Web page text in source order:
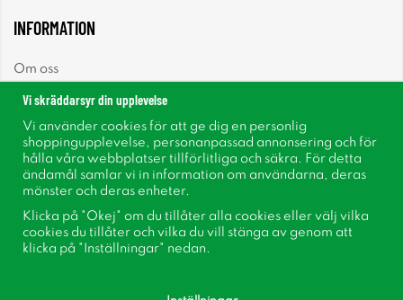
INFORMATION
Om oss
Nyhetsbrev
Om cookies
Inspiration
Vi skräddarsyr din upplevelse
Vi använder cookies för att ge dig en personlig
shoppingupplevelse, personanpassad annonsering och för
hålla våra webbplatser tillförlitliga och säkra. För detta
ändamål samlar vi in information om användarna, deras
mönster och deras enheter.
Klicka på "Okej" om du tillåter alla cookies eller välj vilka
cookies du tillåter och vilka du vill stänga av genom att
klicka på "Inställningar" nedan.